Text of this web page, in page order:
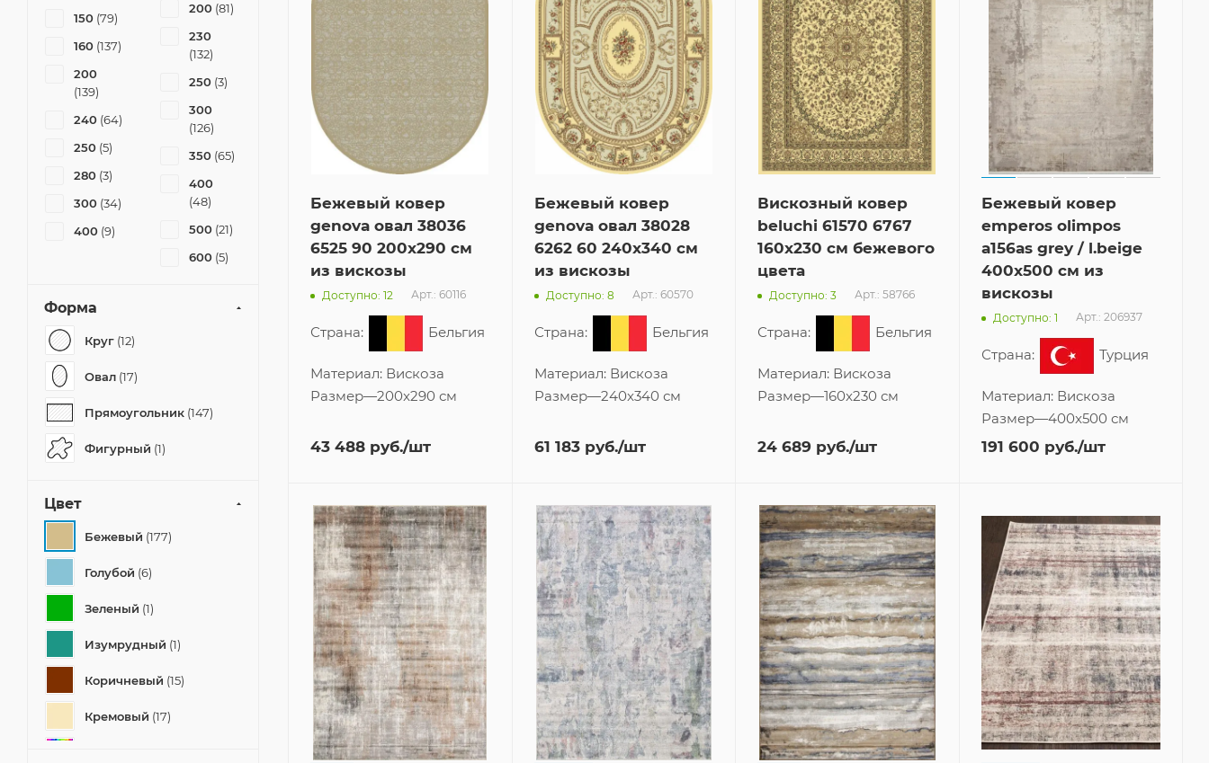
Бежевый ковер
genova овал 38036
6525 90 200x290 см
из вискозы
Доступно: 12 Арт.: 60116
Страна: Бельгия
Материал: Вискоза
Размер—200x290 см
43 488 руб./шт
Бежевый ковер
genova овал 38028
6262 60 240x340 см
из вискозы
Доступно: 8 Арт.: 60570
Страна: Бельгия
Материал: Вискоза
Размер—240x340 см
61 183руб./шт
Вискозный ковер
beluchi 61570 6767
160x230 см бежевого
цвета
Доступно: 3 Арт.: 58766
Страна: Бельгия
Материал: Вискоза
Размер—160x230 см
24 689 руб./шт
Бежевый ковер
emperos olimpos
a156as grey / l.beige
400x500 см из
вискозы
Доступно: 1 Арт.: 206937
Страна: Турция
Материал: Вискоза
Размер—400x500 см
191 600 руб./шт
150 (79)
160 (137)
200
(139)
240 (64)
250 (5)
280 (3)
300 (34)
400 (9)
200 (81)
230
(132)
250 (3)
300
(126)
350 (65)
400
(48)
500 (21)
600 (5)
Форма
Круг (12)
Овал (17)
Прямоугольник (147)
Фигурный (1)
Цвет
Бежевый (177)
Голубой (6)
Зеленый (1)
Изумрудный (1)
Коричневый (15)
Кремовый (17)